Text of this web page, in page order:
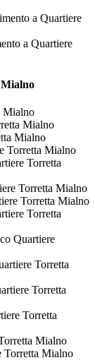
a Quartiere
Mialno
Mialno
Mialno
Torretta Mialno
Torretta
Torretta Mialno
Torretta Mialno
Torretta
Quartiere
Torretta
Torretta
Torretta
Mialno
Torretta Mialno